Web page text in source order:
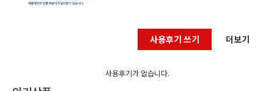
사용후기 쓰기 더보기
사용후기가 없습니다.